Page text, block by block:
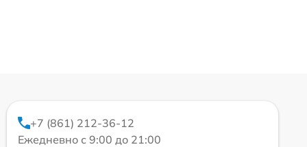
+7 (861) 212-36-12
Ежедневно с 9:00 до 21:00